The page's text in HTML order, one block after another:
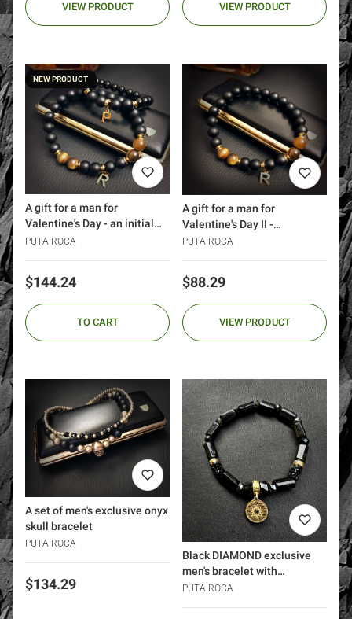
VIEW PRODUCT VIEW PRODUCT
NEW PRODUCT
A gift for a man for
Valentine's Day - an initial
monogram bracelet (1)
PUTA ROCA
Price
$144.24
TO CART
A gift for a man for
Valentine's Day II -
monogram initial bracelet
PUTA ROCA
Price
$88.29
VIEW PRODUCT
A set of men's exclusive onyx
skull bracelet
PUTA ROCA
Price
$134.29
Black DIAMOND exclusive
men's bracelet with
tourmalines silver 925
PUTA ROCA